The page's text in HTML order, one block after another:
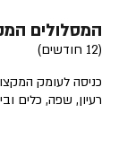
המסלולים
(12 חודשים)
כניסה לעומק
רעיון, שפה, כלים